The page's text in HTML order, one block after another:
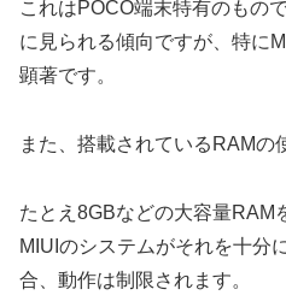
これはPOCO端末特有のもの
に見られる傾向ですが、特に
顕著です。
また、搭載されているRAMの
たとえ8GBなどの大容量RAM
MIUIのシステムがそれを十分
合、動作は制限されます。